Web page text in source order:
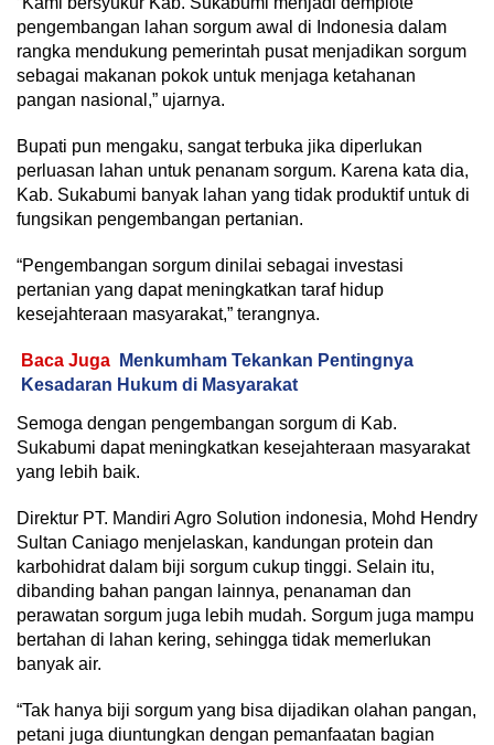
pengembangan lahan sorgum awal di Indonesia dalam
rangka mendukung pemerintah pusat menjadikan sorgum
sebagai makanan pokok untuk menjaga ketahanan
pangan nasional,” ujarnya.
Bupati pun mengaku, sangat terbuka jika diperlukan
perluasan lahan untuk penanam sorgum. Karena kata dia,
Kab. Sukabumi banyak lahan yang tidak produktif untuk di
fungsikan pengembangan pertanian.
“Pengembangan sorgum dinilai sebagai investasi
pertanian yang dapat meningkatkan taraf hidup
kesejahteraan masyarakat,” terangnya.
Baca Juga
Menkumham Tekankan Pentingnya
Kesadaran Hukum di Masyarakat
Semoga dengan pengembangan sorgum di Kab.
Sukabumi dapat meningkatkan kesejahteraan masyarakat
yang lebih baik.
Direktur PT. Mandiri Agro Solution indonesia, Mohd Hendry
Sultan Caniago menjelaskan, kandungan protein dan
karbohidrat dalam biji sorgum cukup tinggi. Selain itu,
dibanding bahan pangan lainnya, penanaman dan
perawatan sorgum juga lebih mudah. Sorgum juga mampu
bertahan di lahan kering, sehingga tidak memerlukan
banyak air.
“Tak hanya biji sorgum yang bisa dijadikan olahan pangan,
petani juga diuntungkan dengan pemanfaatan bagian